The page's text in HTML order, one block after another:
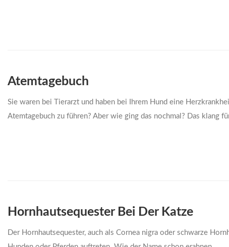
Atemtagebuch
Sie waren bei Tierarzt und haben bei Ihrem Hund eine
Atemtagebuch zu führen? Aber wie ging das nochmal? Das klang
Hornhautsequester Bei Der Katze
Der Hornhautsequester, auch als Cornea nigra oder schwarze